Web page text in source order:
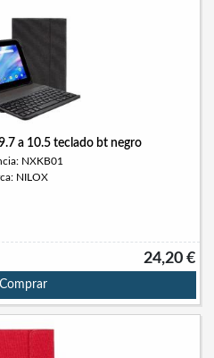
a 10.5 teclado bt negro
NXKB01
NILOX
24,20 €
Comprar